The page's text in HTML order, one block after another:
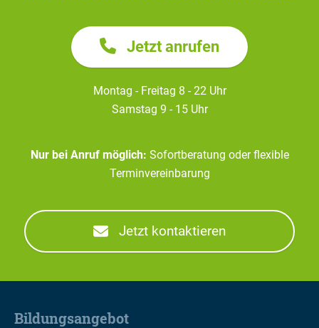
Jetzt anrufen
Montag - Freitag 8 - 22 Uhr
Samstag 9 - 15 Uhr
Nur bei Anruf möglich: Sofortberatung oder flexible
Terminvereinbarung
Jetzt kontaktieren
Bildungsangebot